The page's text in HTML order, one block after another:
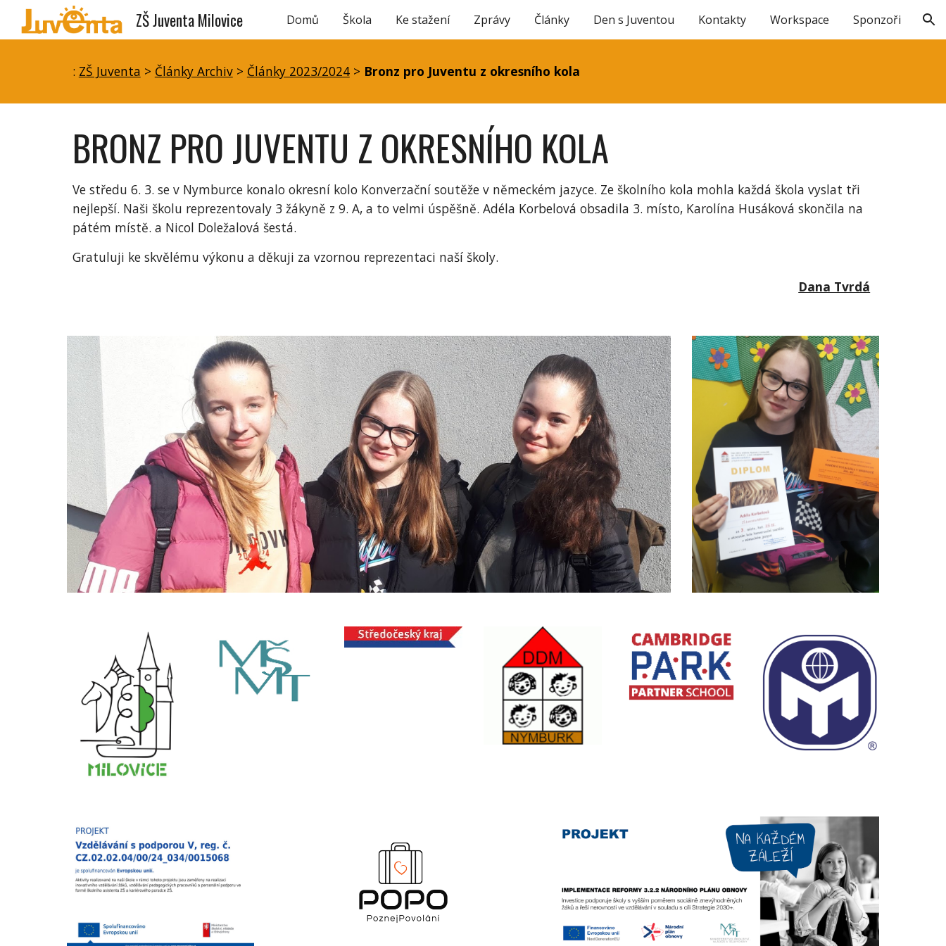
Skip to main content Skip to navigation
ZŠ Juventa Milovice Domů Škola Ke stažení Zprávy Články Den s Juventou Kontakty Workspace Sponzoři
: ZŠ Juventa > Články Archiv > Články 2023/2024> Bronz pro Juventu z okresního kola
BRONZ PRO JUVENTU Z OKRESNÍHO KOLA
Ve středu 6. 3. se v Nymburce konalo okresní kolo Konverzační soutěže v německém jazyce. Ze školního kola mohla každá škola vyslat tři
nejlepší. Naši školu reprezentovaly 3 žákyně z 9. A, a to velmi úspěšně. Adéla Korbelová obsadila 3. místo, Karolína Husáková skončila na
pátém místě. a Nicol Doležalová šestá.
Gratuluji ke skvělému výkonu a děkuji za vzornou reprezentaci naší školy.
Dana Tvrdá